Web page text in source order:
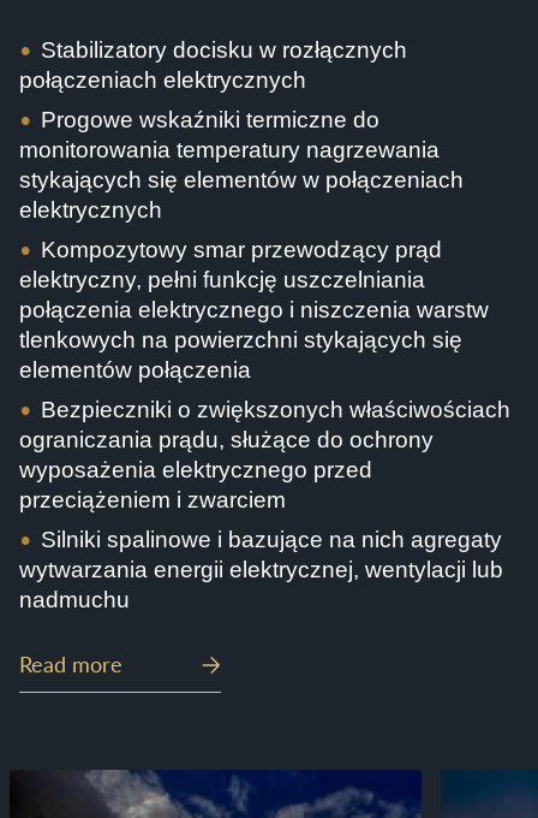
Stabilizatory docisku w rozłącznych
połączeniach elektrycznych
Progowe wskaźniki termiczne do
monitorowania temperatury nagrzewania
stykających się elementów w połączeniach
elektrycznych
Kompozytowy smar przewodzący prąd
elektryczny, pełni funkcję uszczelniania
połączenia elektrycznego i niszczenia warstw
tlenkowych na powierzchni stykających się
elementów połączenia
Bezpieczniki o zwiększonych właściwościach
ograniczania prądu, służące do ochrony
wyposażenia elektrycznego przed
przeciążeniem i zwarciem
Silniki spalinowe i bazujące na nich agregaty
wytwarzania energii elektrycznej, wentylacji lub
nadmuchu
Read more